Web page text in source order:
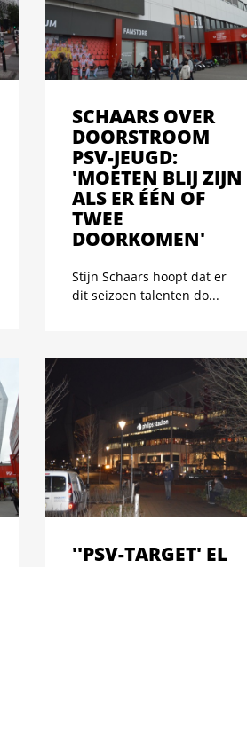
SCHAARS OVER
DOORSTROOM
PSV-JEUGD:
'MOETEN BLIJ ZIJN
ALS ER ÉÉN OF
TWEE
DOORKOMEN'
Stijn Schaars hoopt dat er
dit seizoen talenten do...
''PSV-TARGET' EL